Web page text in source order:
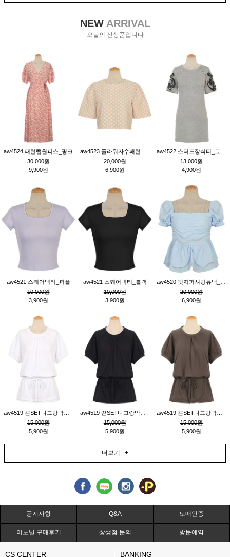
NEWARRIVAL
오늘의 신상품입니다
aw4524 패턴랩원피스_핑크
30,000원
9,900원
20,000원
6,900원
13,000원
4,900원
aw4521 스퀘어넥티_퍼플
10,000원
3,900원
aw4521 스퀘어넥티_블랙
10,000원
3,900원
20,000원
6,900원
15,000원
5,900원
15,000원
5,900원
15,000원
5,900원
더보기 +
공지사항 Q&A 도매인증
이노빌 구매후기 상생점 문의 방문예약
CS CENTER BANKING